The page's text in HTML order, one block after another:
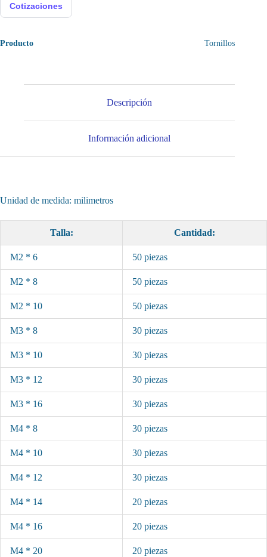
Cotizaciones
Producto Tornillos
Descripción
Información adicional
Unidad de medida: milimetros
Talla: Cantidad:
M2 * 6 50 piezas
M2 * 8 50 piezas
M2 * 10 50 piezas
M3 * 8 30 piezas
M3 * 10 30 piezas
M3 * 12 30 piezas
M3 * 16 30 piezas
M4 * 8 30 piezas
M4 * 10 30 piezas
M4 * 12 30 piezas
M4 * 14 20 piezas
M4 * 16 20 piezas
M4 * 20 20 piezas